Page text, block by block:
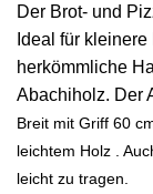
Der Brot- und
Ideal für
herkömmliche
Abachiholz. Der
Breit mit Griff 60
leichtem Holz .
leicht zu tragen.